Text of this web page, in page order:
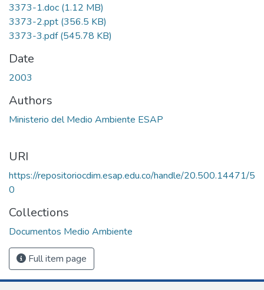
3373-1.doc (1.12 MB)
3373-2.ppt (356.5 KB)
3373-3.pdf(545.78 KB)
Date
2003
Authors
Ministerio del Medio Ambiente ESAP
URI
https://repositoriocdim.esap.edu.co/handle/20.500.14471/5
0
Collections
Documentos Medio Ambiente
Full item page